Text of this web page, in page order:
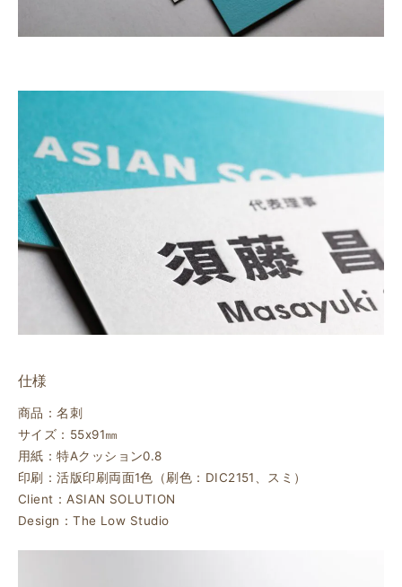
仕様
商品：名刺
サイズ：55ⅹ91㎜
用紙：特Aクッション0.8
印刷：活版印刷両面1色（刷色：DIC2151、スミ）
Client：ASIAN SOLUTION
Design：The Low Studio